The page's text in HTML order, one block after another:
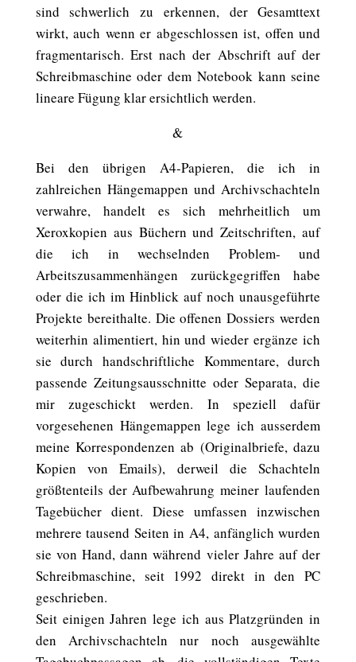
sind schwerlich zu erkennen, der Gesamttext
wirkt, auch wenn er abgeschlossen ist, offen und
fragmentarisch. Erst nach der Abschrift auf der
Schreibmaschine oder dem Notebook kann seine
lineare Fügung klar ersichtlich werden.
&
Bei den übrigen A4-Papieren, die ich in
zahlreichen Hängemappen und Archivschachteln
verwahre, handelt es sich mehrheitlich um
Xeroxkopien aus Büchern und Zeitschriften, auf
die ich in wechselnden Problem- und
Arbeitszusammenhängen zurückgegriffen habe
oder die ich im Hinblick auf noch unausgeführte
Projekte bereithalte. Die offenen Dossiers werden
weiterhin alimentiert, hin und wieder ergänze ich
sie durch handschriftliche Kommentare, durch
passende Zeitungsausschnitte oder Separata, die
mir zugeschickt werden. In speziell dafür
vorgesehenen Hängemappen lege ich ausserdem
meine Korrespondenzen ab (Originalbriefe, dazu
Kopien von Emails), derweil die Schachteln
größtenteils der Aufbewahrung meiner laufenden
Tagebücher dient. Diese umfassen inzwischen
mehrere tausend Seiten in A4, anfänglich wurden
sie von Hand, dann während vieler Jahre auf der
Schreibmaschine, seit 1992 direkt in den PC
geschrieben.
Seit einigen Jahren lege ich aus Platzgründen in
den Archivschachteln nur noch ausgewählte